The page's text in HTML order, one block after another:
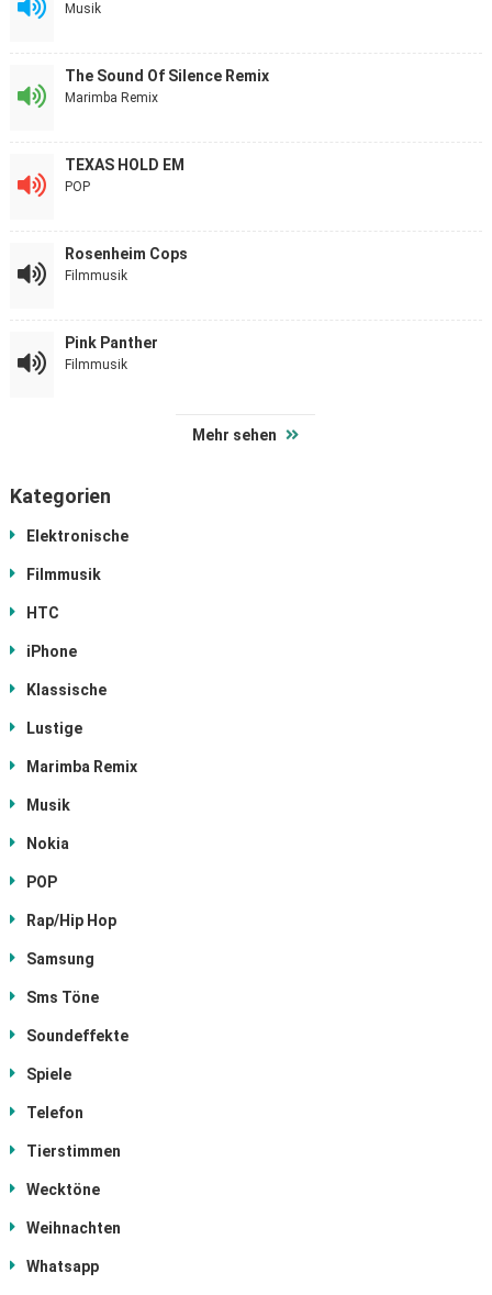
Musik
The Sound Of Silence Remix
Marimba Remix
TEXAS HOLD EM
POP
Rosenheim Cops
Filmmusik
Pink Panther
Filmmusik
Mehr sehen
Kategorien
Elektronische
Filmmusik
HTC
iPhone
Klassische
Lustige
Marimba Remix
Musik
Nokia
POP
Rap/Hip Hop
Samsung
Sms Töne
Soundeffekte
Spiele
Telefon
Tierstimmen
Wecktöne
Weihnachten
Whatsapp